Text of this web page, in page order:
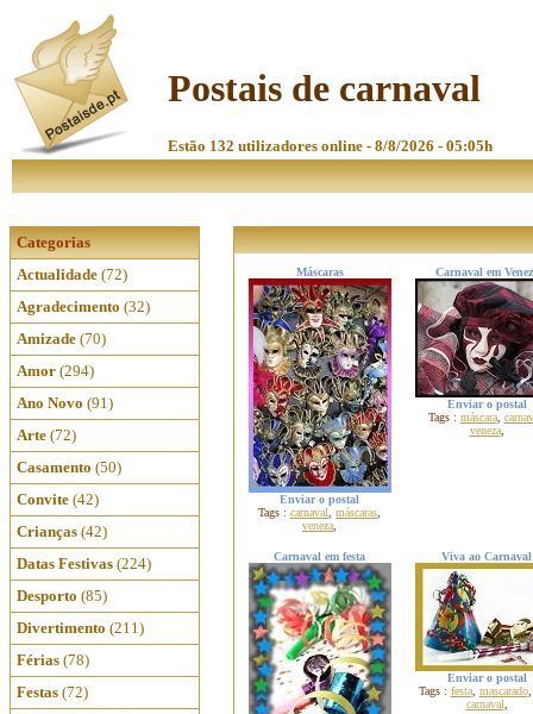
Postais de carnaval
Estão 132 utilizadores online - 8/8/2026 - 05:05h
Categorias
Actualidade (72)
Agradecimento (32)
Amizade (70)
Amor (294)
Ano Novo (91)
Arte (72)
Casamento (50)
Convite (42)
Crianças (42)
Datas Festivas (224)
Desporto (85)
Divertimento (211)
Férias (78)
Festas (72)
Máscaras
Enviar o postal
Tags : carnaval máscaras
veneza
Carnaval em
Enviar o postal
Tags : máscara,
veneza,
Carnaval em festa Viva ao Carnaval
Enviar o postal
Tags : festa, mascarado
carnaval